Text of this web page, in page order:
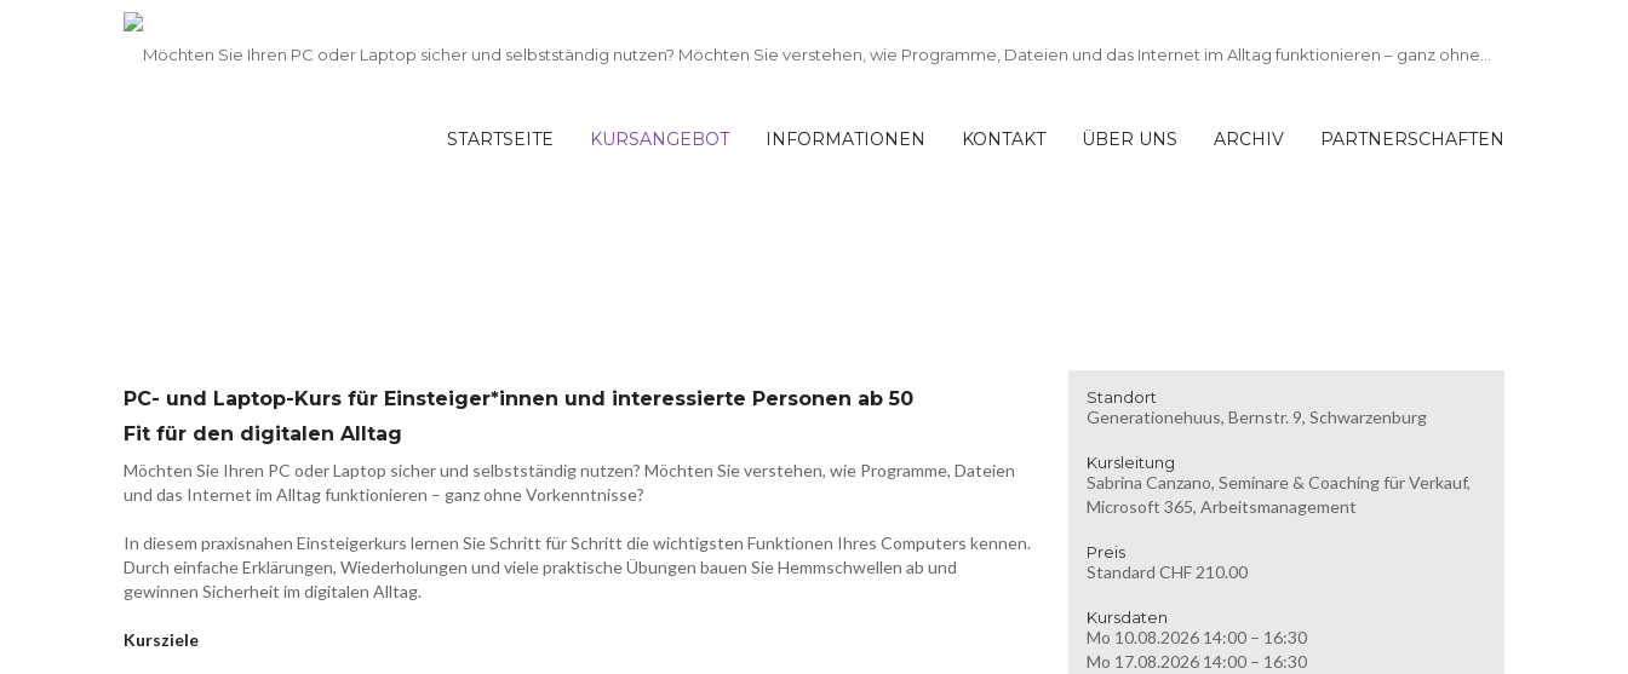
STARTSEITE KURSANGEBOT INFORMATIONEN KONTAKT ÜBER UNS ARCHIV PARTNERSCHAFTEN
PC- und Laptop-Kurs für Einsteiger*innen und interessierte Personen ab 50
Fit für den digitalen Alltag
Möchten Sie Ihren PC oder Laptop sicher und selbstständig nutzen? Möchten Sie verstehen, wie Programme, Dateien
und das Internet im Alltag funktionieren – ganz ohne Vorkenntnisse?
In diesem praxisnahen Einsteigerkurs lernen Sie Schritt für Schritt die wichtigsten Funktionen Ihres Computers kennen.
Durch einfache Erklärungen, Wiederholungen und viele praktische Übungen bauen Sie Hemmschwellen ab und
gewinnen Sicherheit im digitalen Alltag.
Kursziele
Standort
Generationehuus, Bernstr. 9, Schwarzenburg
Kursleitung
Sabrina Canzano, Seminare & Coaching für Verkauf,
Microsoft 365, Arbeitsmanagement
Preis
Standard CHF 210.00
Kursdaten
Mo 10.08.2026 14:00 – 16:30
Mo 17.08.2026 14:00 – 16:30